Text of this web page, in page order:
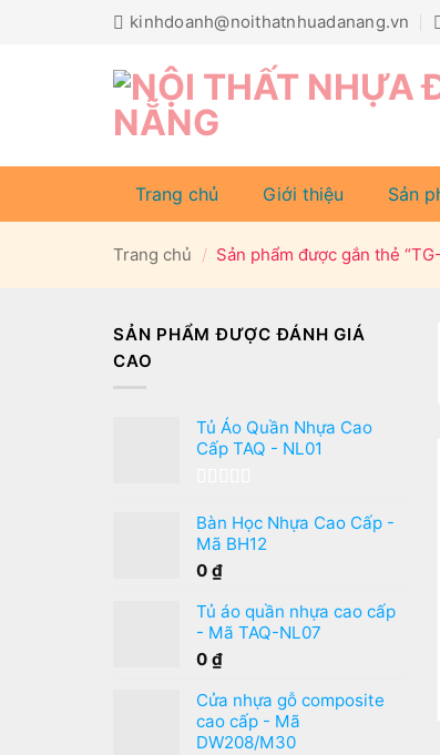
kinhdoanh@noithatnhuadanang.vn
Trang chủ Giới thiệu Sản
Trang chủ / Sản phẩm được gắn thẻ
SẢN PHẨM ĐƯỢC ĐÁNH GIÁ
CAO
Tủ Áo Quần Nhựa Cao
Cấp TAQ - NL01
hạng5.00 5
sao
Bàn Học Nhựa Cao Cấp -
Mã BH12
0 ₫
Tủ áo quần nhựa cao cấp
- Mã TAQ-NL07
0 ₫
Cửa nhựa gỗ composite
cao cấp - Mã
DW208/M30